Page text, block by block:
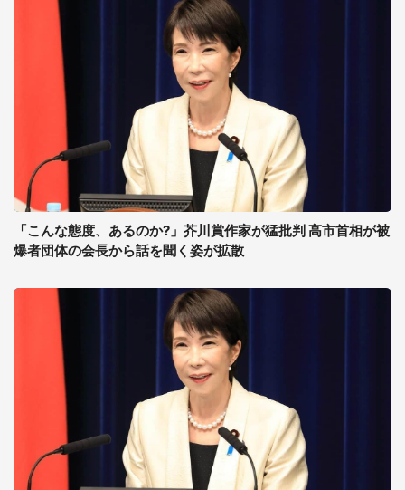
「こんな態度、あるのか?」芥川賞作家が猛批判 高市首相が被
爆者団体の会長から話を聞く姿が拡散